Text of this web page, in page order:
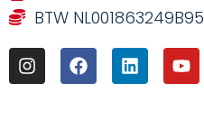
BTW NL001863249B95